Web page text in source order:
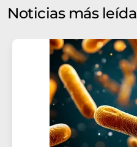
electrónico a efectos
mercado y opinión. Puede
de indicar los motivos
LUMITOS AG, Ernst-
(Alemania) o por correo
revoke@lumitos.com .
electrónico se incluye un
suscripción al boletín
Noticias más